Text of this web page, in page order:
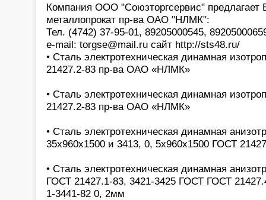
Компания ООО "Союзторгсервис"
металлопрокат пр-ва ОАО "НЛМК":
Тел. (4742) 37-95-01, 89205000545,
e-mail: torgse@mail.ru сайт http://sts48.ru/
• Сталь электротехническая динамная
21427.2-83 пр-ва ОАО «НЛМК»
• Сталь электротехническая динамная
21427.2-83 пр-ва ОАО «НЛМК»
• Сталь электротехническая динамная
35х960х1500 и 3413, 0, 5х960х1500 ГОСТ
• Сталь электротехническая динамная
ГОСТ 21427.1-83, 3421-3425 ГОСТ ГОСТ
1-3441-82 0, 2мм